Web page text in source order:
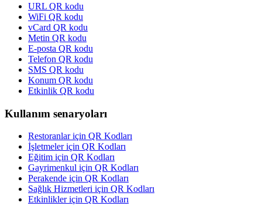
URL QR kodu
WiFi QR kodu
vCard QR kodu
Metin QR kodu
E-posta QR kodu
Telefon QR kodu
SMS QR kodu
Konum QR kodu
Etkinlik QR kodu
Kullanım senaryoları
Restoranlar için QR Kodları
İşletmeler için QR Kodları
Eğitim için QR Kodları
Gayrimenkul için QR Kodları
Perakende için QR Kodları
Sağlık Hizmetleri için QR Kodları
Etkinlikler için QR Kodları